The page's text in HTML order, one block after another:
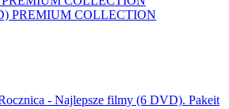
PREMIUM COLLECTION
- Najlepsze filmy (6 DVD). Pakeit